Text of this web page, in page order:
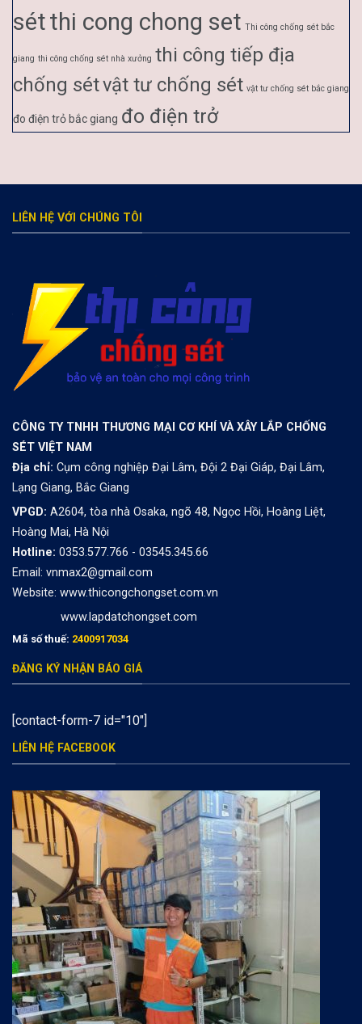
sétthi cong chong set Thi công chống sét bắc
giang thi công chống sét nhà xưởng thi công tiếp địa
chống sétvật tư chống sét vật tư chống sét bắc giang
đo điện trỏ bắc giang đo điện trở
LIÊN HỆ VỚI CHÚNG TÔI
CÔNG TY TNHH THƯƠNG MẠI CƠ KHÍ VÀ XÂY LẮP CHỐNG
SÉT VIỆT NAM
Địa chỉ: Cụm công nghiệp Đại Lâm, Đội 2 Đại Giáp, Đại Lâm,
Lạng Giang, Bắc Giang
VPGD: A2604, tòa nhà Osaka, ngõ 48, Ngọc Hồi, Hoàng Liệt,
Hoàng Mai, Hà Nội
Hotline: 0353.577.766 - 03545.345.66
Email: vnmax2@gmail.com
Website: www.thicongchongset.com.vn
www.lapdatchongset.com
Mã số thuế: 2400917034
ĐĂNG KÝ NHẬN BÁO GIÁ
[contact-form-7 id="10"]
LIÊN HỆ FACEBOOK